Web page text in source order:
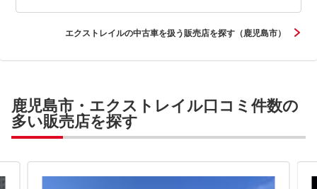
エクストレイルの中古車を扱う販売店を探す（鹿児島市）
鹿児島市・エクストレイル口コミ件数の
多い販売店を探す